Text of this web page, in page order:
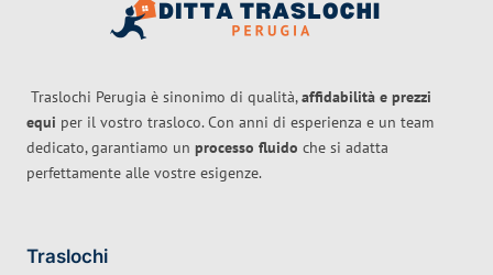
Traslochi Perugia è sinonimo di qualità,affidabilità e prezzi
equi per il vostro trasloco. Con anni di esperienza e un team
dedicato, garantiamo un processo fluido che si adatta
perfettamente alle vostre esigenze.
Traslochi